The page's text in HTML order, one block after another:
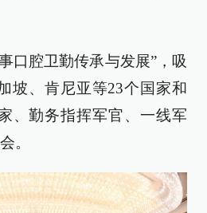
口腔卫勤传承与发展”，吸
坡、肯尼亚等23个国家和
、勤务指挥军官、一线军
。